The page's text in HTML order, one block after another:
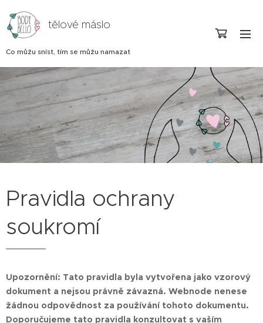
tělové máslo
Co můžu sníst, tím se můžu namazat
Pravidla ochrany
soukromí
Upozornění: Tato pravidla byla vytvořena jako vzorový
dokument a nejsou právně závazná. Webnode nenese
žádnou odpovědnost za používání tohoto dokumentu.
Doporučujeme tato pravidla konzultovat s vaším